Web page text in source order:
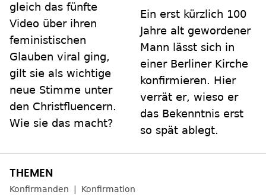
gleich das fünfte
Video über ihren
feministischen
Glauben viral ging,
gilt sie als wichtige
neue Stimme unter
den Christfluencern.
Wie sie das macht?
Ein erst kürzlich 100
Jahre alt gewordener
Mann lässt sich in
einer Berliner Kirche
konfirmieren. Hier
verrät er, wieso er
das Bekenntnis erst
so spät ablegt.
Konfirmanden Konfirmation